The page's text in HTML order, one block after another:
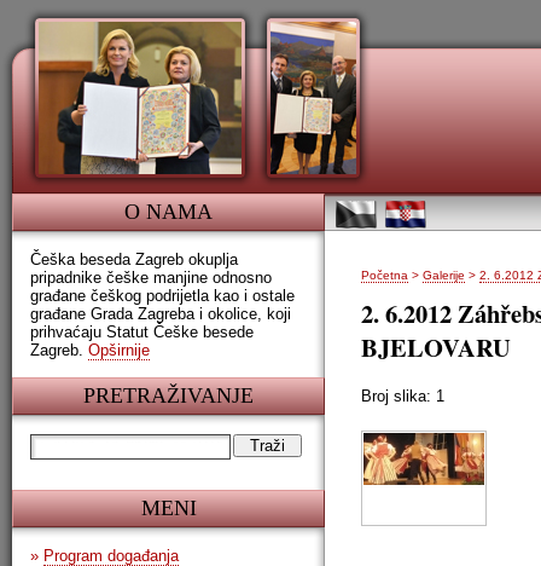
O NAMA
Češka beseda Zagreb okuplja
pripadnike češke manjine odnosno
građane češkog podrijetla kao i ostale
građane Grada Zagreba i okolice, koji
prihvaćaju Statut Češke besede
Zagreb. Opširnije
PRETRAŽIVANJE
MENI
» Program događanja
Početna >Galerije >2. 6.2012
2. 6.2012
BJELOVARU
Broj slika: 1